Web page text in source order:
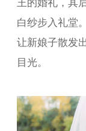
王的婚礼，其
白纱步入礼堂
让新娘子散发
目光。